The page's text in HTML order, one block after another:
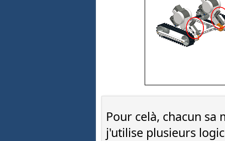
Pour celà, chacun
j'utilise plusieurs